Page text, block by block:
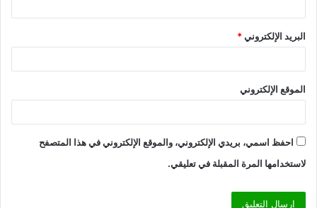
البريد الإلكتروني*
الموقع الإلكتروني
احفظ اسمي، بريدي الإلكتروني، والموقع الإلكتروني في هذا المتصفح
لاستخدامها المرة المقبلة في تعليقي.